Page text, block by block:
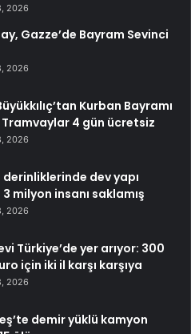
2026
Gazze’de Bayram Sevinci
2026
Kurban Bayramı
4 gün ücretsiz
2026
derinliklerinde dev yapı
milyon insanı saklamış
2026
Türkiye’de yer arıyor: 300
için iki il karşı karşıya
2026
demir yüklü kamyon